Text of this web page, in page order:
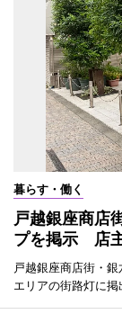
暮らす・働く
戸越銀座商店
プを掲示 店
戸越銀座商店街・
エリアの街路灯に掲